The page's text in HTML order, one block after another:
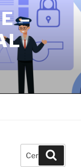
–
Cerca: